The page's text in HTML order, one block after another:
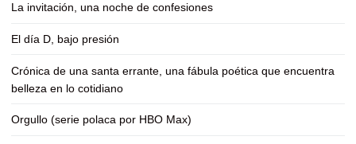
La invitación, una noche de confesiones
El día D, bajo presión
Crónica de una santa errante, una fábula poética que encuentra
belleza en lo cotidiano
Orgullo (serie polaca por HBO Max)